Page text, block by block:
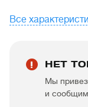
Все
НЕТ
Мы
и